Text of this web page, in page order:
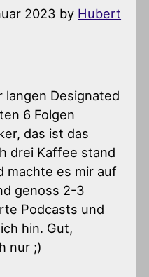
2023 by Hubert
langen Designated
6 Folgen
das ist das
drei Kaffee stand
machte es mir auf
genoss 2-3
Podcasts und
hin. Gut,
nur ;)